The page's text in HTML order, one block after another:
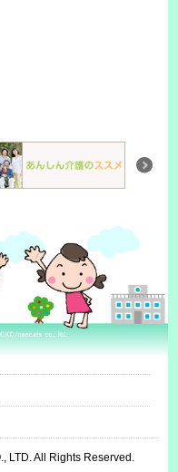
LTD. All Rights Reserved.